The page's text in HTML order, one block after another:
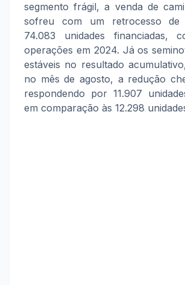
segmento frágil, a venda de
sofreu com um retrocesso de
74.083 unidades financiadas,
operações em 2024. Já os
estáveis no resultado
no mês de agosto, a redução
respondendo por 11.907
em comparação às 12.298